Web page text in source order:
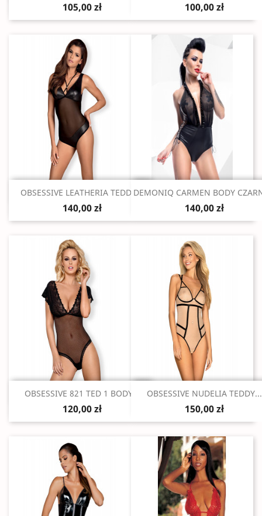
105,00 zł 100,00 zł
Szybki podgląd
OBSESSIVE LEATHERIA TEDDY...
140,00 zł
 Szybki podgląd
DEMONIQ CARMEN BODY
140,00 zł
Szybki podgląd
OBSESSIVE 821 TED 1 BODY...
120,00 zł
Szybki podgląd
OBSESSIVE NUDELIA TEDDY...
150,00 zł